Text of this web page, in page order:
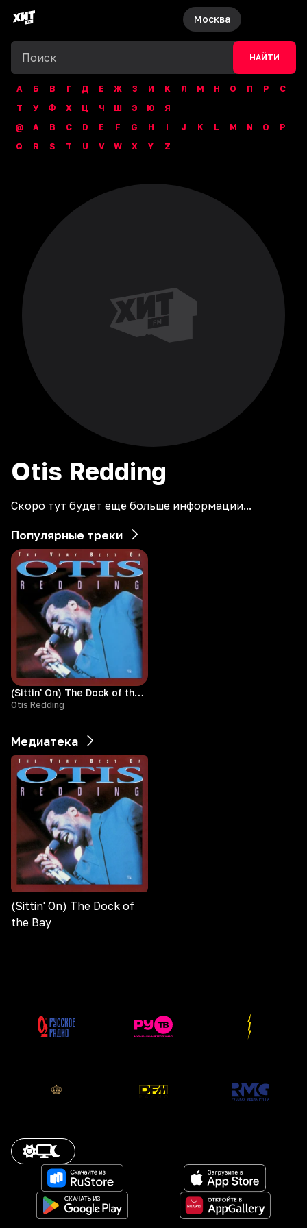
Москва
НАЙТИ
А Б В Г Д Е Ж З И К Л М Н О П Р
С
Т
У Ф Х Ц Ч Ш Э Ю
Я
@
A B C D E F G H I J K L M N O
P
Q
R S T U V W X Y Z
Otis Redding
Скоро тут будет ещё больше информации...
Популярные треки
(Sittin' On) The Dock of the Bay
Otis Redding
Медиатека
(Sittin' On) The Dock of
the Bay